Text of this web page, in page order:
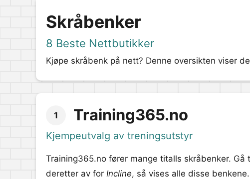
Skråbenker
8 Beste Nettbutikker
Kjøpe skråbenk på nett? Denne oversikten viser
1 Training365.no
Kjempeutvalg av treningsutstyr
Training365.no fører mange titalls skråbenker.
deretter av for Incline, så vises alle disse